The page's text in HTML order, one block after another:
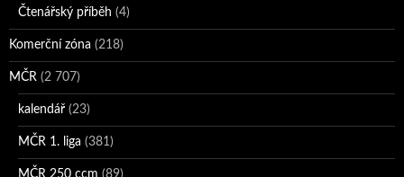
Čtenářský příběh (4)
Komerční zóna (218)
MČR (2 707)
kalendář (23)
MČR 1. liga (381)
MČR 250 ccm (89)